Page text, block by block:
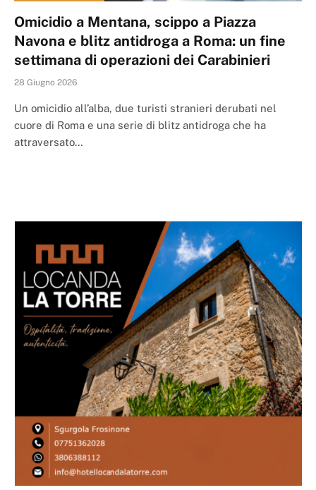
Omicidio a Mentana, scippo a Piazza
Navona e blitz antidroga a Roma: un fine
settimana di operazioni dei Carabinieri
28 Giugno 2026
Un omicidio all’alba, due turisti stranieri derubati nel
cuore di Roma e una serie di blitz antidroga che ha
attraversato…